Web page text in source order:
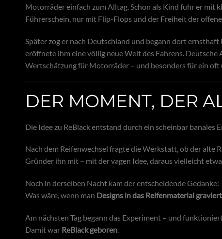
Motorräder einfach zum Alltag. Schon als Kind fuhr er mit
Führerschein, nur mit Flip-Flops und der Freiheit der
Später zog er nach Deutschland und begann dort
eröffnete ihm eine völlig neue Welt des Fahrens.
Wertschätzung für Motorräder – und besonders für ein oft
DER MOMENT, DER
Die Idee zu ReBlack entstand durch ein scheinbar banales
Nach dem Reifenwechsel fragte die Werkstatt, ob der alte
Gründer ihn mit – mit der vagen Idee, daraus vielleicht
Noch in derselben Nacht kam der entscheidende Gedanke:
Was wäre, wenn man Designs in das Reifenmaterial
Am nächsten Tag begann das Experiment – und
Damit war ReBlack geboren.